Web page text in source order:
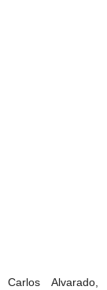
Carlos